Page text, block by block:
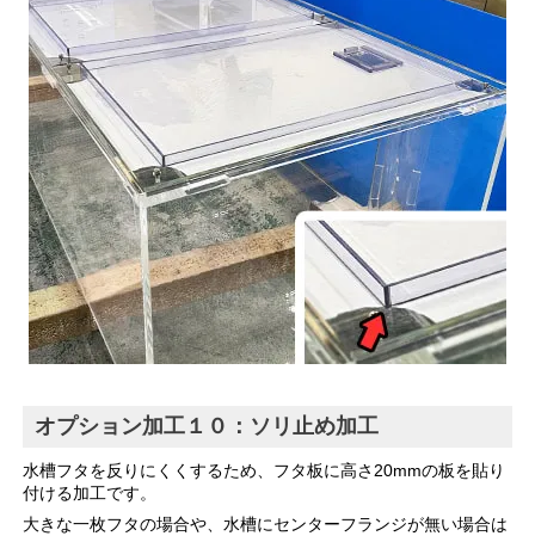
オプション加工１０：ソリ止め加工
水槽フタを反りにくくするため、フタ板に高さ20mmの板を貼り
付ける加工です。
大きな一枚フタの場合や、水槽にセンターフランジが無い場合は